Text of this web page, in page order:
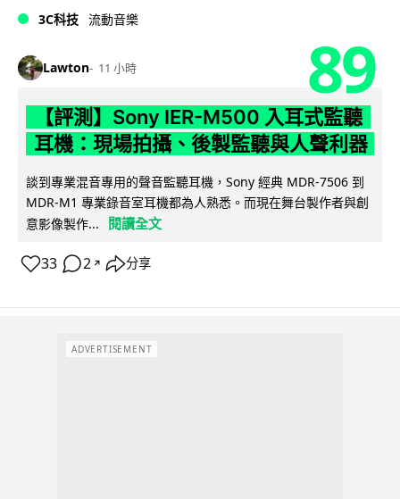
3C科技 流動音樂
Lawton 11 小時 89
【評測】Sony IER-M500 入耳式監聽
耳機：現場拍攝、後製監聽與人聲利器
談到專業混音專用的聲音監聽耳機，Sony 經典 MDR-7506 到
MDR-M1 專業錄音室耳機都為人熟悉。而現在舞台製作者與創
意影像製作...
閱讀全文
33 2 ↗ 分享
ADVERTISEMENT